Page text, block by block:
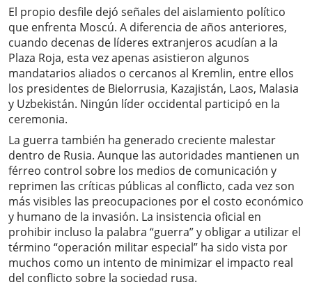
El propio desfile dejó señales del aislamiento político
que enfrenta Moscú. A diferencia de años anteriores,
cuando decenas de líderes extranjeros acudían a la
Plaza Roja, esta vez apenas asistieron algunos
mandatarios aliados o cercanos al Kremlin, entre ellos
los presidentes de Bielorrusia, Kazajistán, Laos, Malasia
y Uzbekistán. Ningún líder occidental participó en la
ceremonia.
La guerra también ha generado creciente malestar
dentro de Rusia. Aunque las autoridades mantienen un
férreo control sobre los medios de comunicación y
reprimen las críticas públicas al conflicto, cada vez son
más visibles las preocupaciones por el costo económico
y humano de la invasión. La insistencia oficial en
prohibir incluso la palabra “guerra” y obligar a utilizar el
término “operación militar especial” ha sido vista por
muchos como un intento de minimizar el impacto real
del conflicto sobre la sociedad rusa.